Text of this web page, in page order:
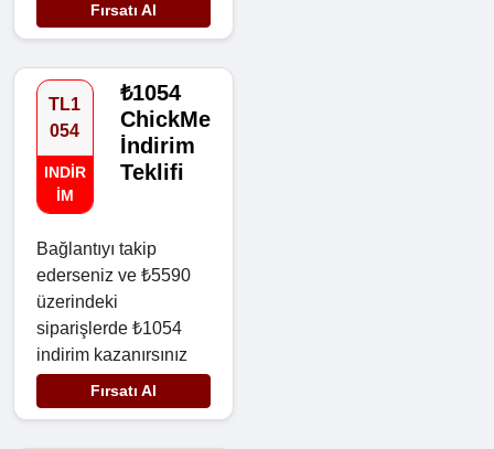
Fırsatı Al
TL1
054
INDIR
IM
₺1054
ChickMe
İndirim
Teklifi
Bağlantıyı takip
ederseniz ve ₺5590
üzerindeki
siparişlerde ₺1054
indirim kazanırsınız
Fırsatı Al